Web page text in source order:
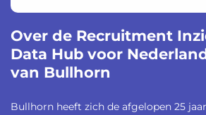
Over de Recruitment
Data Hub voor
van Bullhorn
Bullhorn heeft zich de afgelopen 25